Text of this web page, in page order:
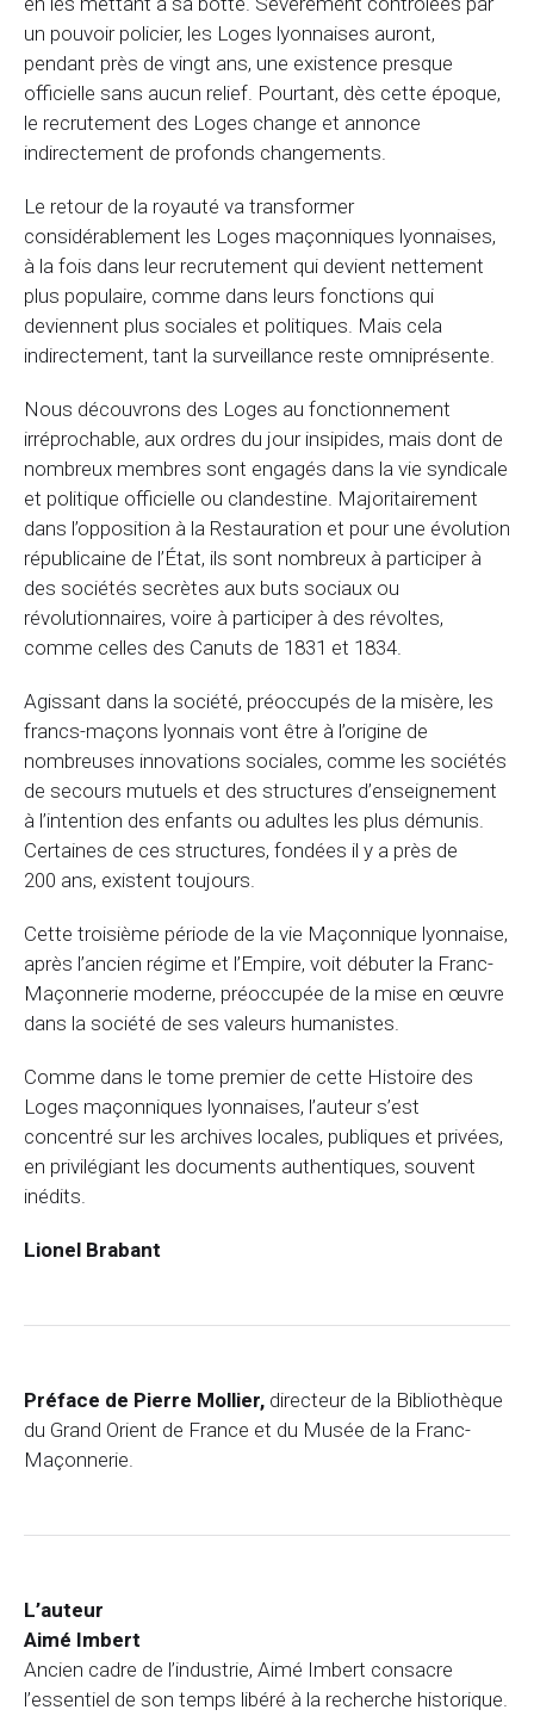
un pouvoir policier, les Loges lyonnaises auront,
pendant près de vingt ans, une existence presque
officielle sans aucun relief. Pourtant, dès cette époque,
le recrutement des Loges change et annonce
indirectement de profonds changements.
Le retour de la royauté va transformer
considérablement les Loges maçonniques lyonnaises,
à la fois dans leur recrutement qui devient nettement
plus populaire, comme dans leurs fonctions qui
deviennent plus sociales et politiques. Mais cela
indirectement, tant la surveillance reste omniprésente.
Nous découvrons des Loges au fonctionnement
irréprochable, aux ordres du jour insipides, mais dont de
nombreux membres sont engagés dans la vie syndicale
et politique officielle ou clandestine. Majoritairement
dans l’opposition à la Restauration et pour une évolution
républicaine de l’État, ils sont nombreux à participer à
des sociétés secrètes aux buts sociaux ou
révolutionnaires, voire à participer à des révoltes,
comme celles des Canuts de 1831 et 1834.
Agissant dans la société, préoccupés de la misère, les
francs-maçons lyonnais vont être à l’origine de
nombreuses innovations sociales, comme les sociétés
de secours mutuels et des structures d’enseignement
à l’intention des enfants ou adultes les plus démunis.
Certaines de ces structures, fondées il y a près de
200 ans, existent toujours.
Cette troisième période de la vie Maçonnique lyonnaise,
après l’ancien régime et l’Empire, voit débuter la Franc-
Maçonnerie moderne, préoccupée de la mise en œuvre
dans la société de ses valeurs humanistes.
Comme dans le tome premier de cette Histoire des
Loges maçonniques lyonnaises, l’auteur s’est
concentré sur les archives locales, publiques et privées,
en privilégiant les documents authentiques, souvent
inédits.
Lionel Brabant
Préface de Pierre Mollier, directeur de la Bibliothèque
du Grand Orient de France et du Musée de la Franc-
Maçonnerie.
L’auteur
Aimé Imbert
Ancien cadre de l’industrie, Aimé Imbert consacre
l’essentiel de son temps libéré à la recherche historique.